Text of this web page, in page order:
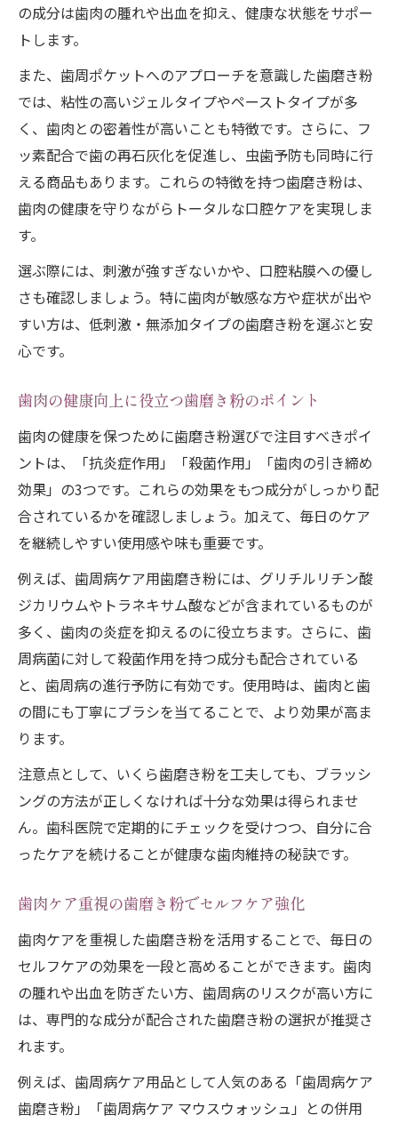
の成分は歯肉の腫れや出血を抑え、健康な状態をサポー
トします。
また、歯周ポケットへのアプローチを意識した歯磨き粉
では、粘性の高いジェルタイプやペーストタイプが多
く、歯肉との密着性が高いことも特徴です。さらに、フ
ッ素配合で歯の再石灰化を促進し、虫歯予防も同時に行
える商品もあります。これらの特徴を持つ歯磨き粉は、
歯肉の健康を守りながらトータルな口腔ケアを実現しま
す。
選ぶ際には、刺激が強すぎないかや、口腔粘膜への優し
さも確認しましょう。特に歯肉が敏感な方や症状が出や
すい方は、低刺激・無添加タイプの歯磨き粉を選ぶと安
心です。
歯肉の健康向上に役立つ歯磨き粉のポイント
歯肉の健康を保つために歯磨き粉選びで注目すべきポイ
ントは、「抗炎症作用」「殺菌作用」「歯肉の引き締め
効果」の3つです。これらの効果をもつ成分がしっかり配
合されているかを確認しましょう。加えて、毎日のケア
を継続しやすい使用感や味も重要です。
例えば、歯周病ケア用歯磨き粉には、グリチルリチン酸
ジカリウムやトラネキサム酸などが含まれているものが
多く、歯肉の炎症を抑えるのに役立ちます。さらに、歯
周病菌に対して殺菌作用を持つ成分も配合されている
と、歯周病の進行予防に有効です。使用時は、歯肉と歯
の間にも丁寧にブラシを当てることで、より効果が高ま
ります。
注意点として、いくら歯磨き粉を工夫しても、ブラッシ
ングの方法が正しくなければ十分な効果は得られませ
ん。歯科医院で定期的にチェックを受けつつ、自分に合
ったケアを続けることが健康な歯肉維持の秘訣です。
歯肉ケア重視の歯磨き粉でセルフケア強化
歯肉ケアを重視した歯磨き粉を活用することで、毎日の
セルフケアの効果を一段と高めることができます。歯肉
の腫れや出血を防ぎたい方、歯周病のリスクが高い方に
は、専門的な成分が配合された歯磨き粉の選択が推奨さ
れます。
例えば、歯周病ケア用品として人気のある「歯周病ケア
歯磨き粉」「歯周病ケア マウスウォッシュ」との併用